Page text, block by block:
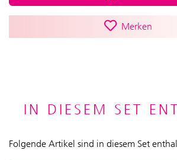
Merken
IN DIESEM SET
Folgende Artikel sind in diesem Set